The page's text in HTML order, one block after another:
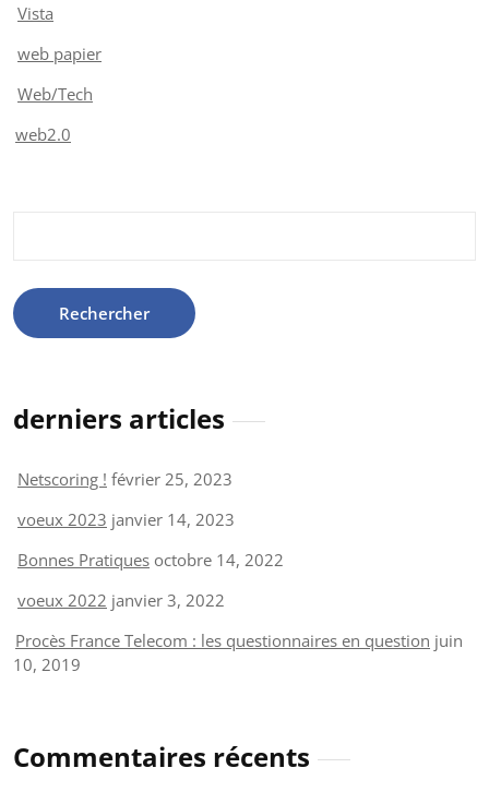
Vista
web papier
Web/Tech
web2.0
derniers articles
Netscoring ! février 25, 2023
voeux 2023 janvier 14, 2023
Bonnes Pratiques octobre 14, 2022
voeux 2022 janvier 3, 2022
Procès France Telecom : les questionnaires en question juin
10, 2019
Commentaires récents